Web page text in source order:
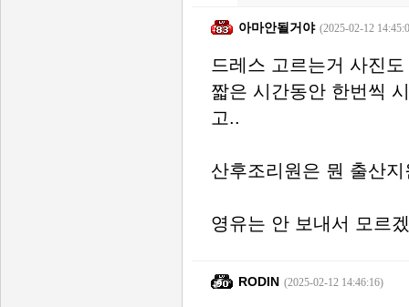
아마안될거야 (2025-02-12
드레스 고르는거 사진
짧은 시간동안 한번씩
고..
산후조리원은 뭔 출산
영유는 안 보내서 모르
RODIN (2025-02-12 14:46:16)